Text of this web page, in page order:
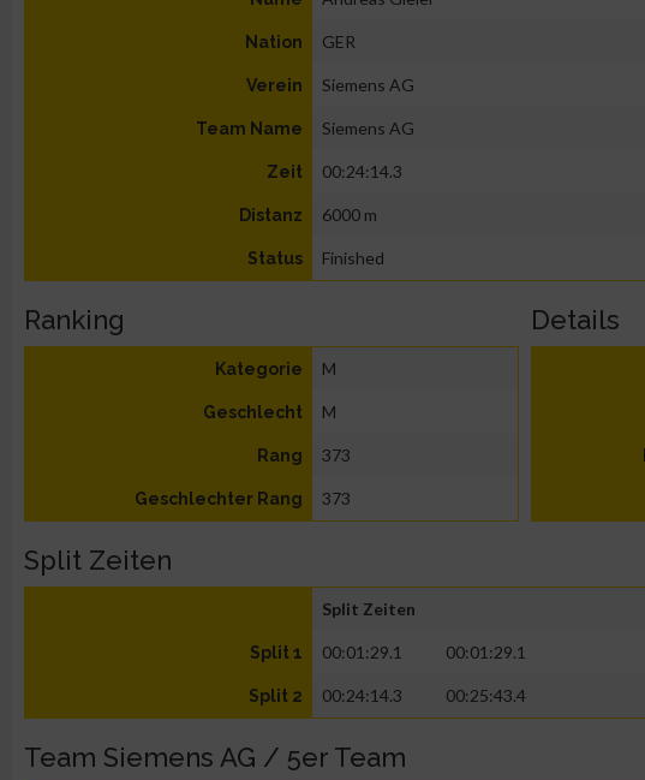
Nation GER
Verein Siemens AG
Team Name Siemens AG
Zeit 00:24:14.3
Distanz 6000 m
Status Finished
Ranking
Kategorie M
Geschlecht M
Rang 373
Geschlechter Rang 373
Details
Split Zeiten
Split Zeiten
Split 1 00:01:29.1 00:01:29.1
Split 2 00:24:14.3 00:25:43.4
Team Siemens AG / 5er Team